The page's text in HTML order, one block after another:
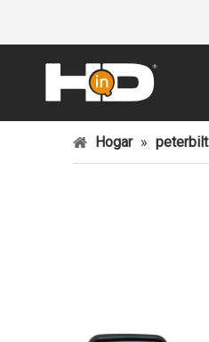
Hogar » peterbilt